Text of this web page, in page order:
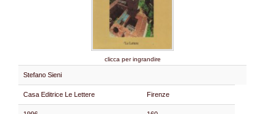
clicca per ingrandire
Stefano Sieni
Casa Editrice Le Lettere Firenze